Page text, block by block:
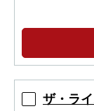
全邸南
と緑を見渡
ン。ザ・ラ